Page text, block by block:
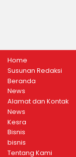
Home
Susunan Redaksi
Beranda
News
Alamat dan Kontak
News
Kesra
Bisnis
bisnis
Tentang Kami